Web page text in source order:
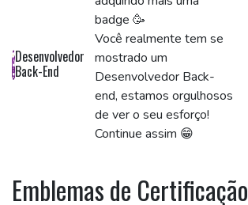
Desenvolvedor
Back-End
badge 🥳
Você realmente tem se
mostrado um
Desenvolvedor Back-
end, estamos orgulhosos
de ver o seu esforço!
Continue assim 😁
Emblemas de Certificação